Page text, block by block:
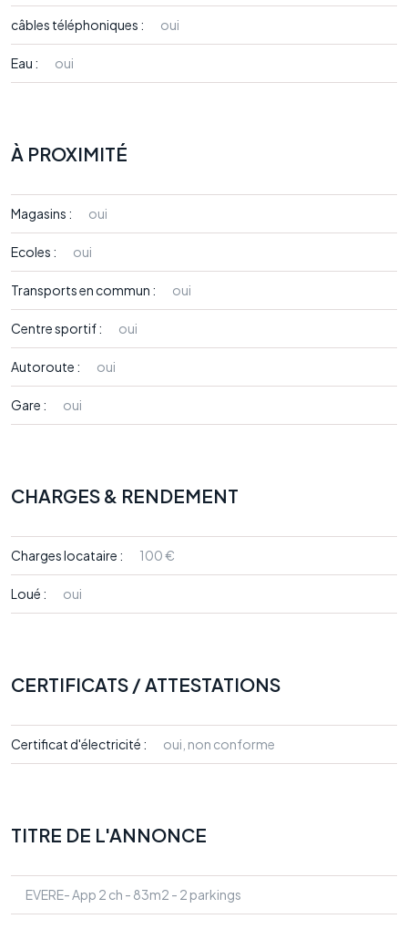
câbles téléphoniques : oui
Eau : oui
À PROXIMITÉ
Magasins : oui
Ecoles : oui
Transports en commun : oui
Centre sportif : oui
Autoroute : oui
Gare : oui
CHARGES & RENDEMENT
Charges locataire : 100 €
Loué : oui
CERTIFICATS / ATTESTATIONS
Certificat d'électricité : oui, non conforme
TITRE DE L'ANNONCE
EVERE- App 2 ch - 83m2 - 2 parkings